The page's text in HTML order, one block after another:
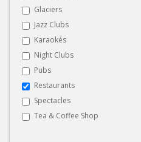
Glaciers
Jazz Clubs
Karaokés
Night Clubs
Pubs
Restaurants
Spectacles
Tea & Coffee Shop